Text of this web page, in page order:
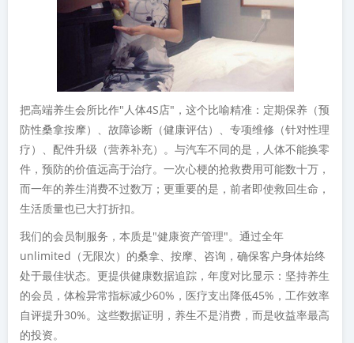
把高端养生会所比作"人体4S店"，这个比喻精准：定期保养（预
防性桑拿按摩）、故障诊断（健康评估）、专项维修（针对性理
疗）、配件升级（营养补充）。与汽车不同的是，人体不能换零
件，预防的价值远高于治疗。一次心梗的抢救费用可能数十万，
而一年的养生消费不过数万；更重要的是，前者即使救回生命，
生活质量也已大打折扣。
我们的会员制服务，本质是"健康资产管理"。通过全年
unlimited（无限次）的桑拿、按摩、咨询，确保客户身体始终
处于最佳状态。更提供健康数据追踪，年度对比显示：坚持养生
的会员，体检异常指标减少60%，医疗支出降低45%，工作效率
自评提升30%。这些数据证明，养生不是消费，而是收益率最高
的投资。